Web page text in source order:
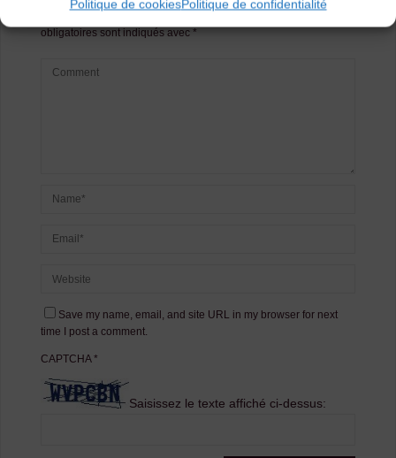
Politique de cookiesPolitique de confidentialité
obligatoires sont indiqués avec *
Save my name, email, and site URL in my browser for next
time I post a comment.
CAPTCHA*
Saisissez le texte affiché ci-dessus: